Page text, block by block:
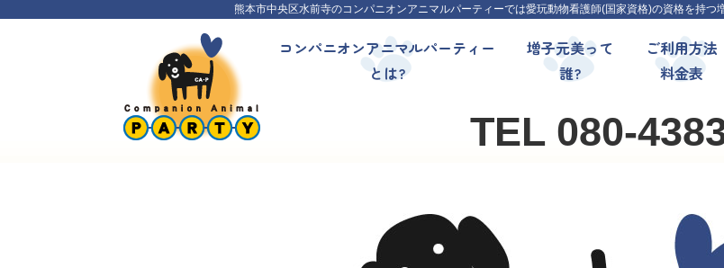
熊本市中央区水前寺のコンパニオンアニマルパーティーでは愛玩動物看護師(国家資格)の資格を持つ
コンパニオンアニマルパーティー
とは?
増子元美って
誰?
ご利用方法
料金表
TEL 080-